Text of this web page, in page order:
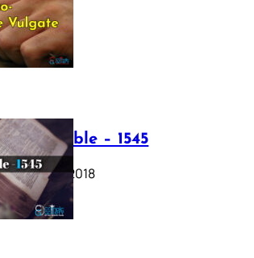
Vulgate
July 12, 2025
Luther Bible – 1545
October 17, 2018